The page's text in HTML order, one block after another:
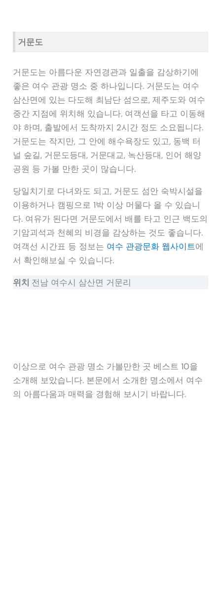
거문도
거문도는 아름다운 자연경관과 일출을 감상하기에
좋은 여수 관광 명소 중 하나입니다. 거문도는 여수
삼산면에 있는 다도해 최남단 섬으로, 제주도와 여수
중간 지점에 위치해 있습니다. 여객선을 타고 이동해
야 하며, 출발에서 도착까지 2시간 정도 소요됩니다.
거문도는 작지만, 그 안에 해수욕장도 있고, 동백 터
널 숲길, 거문도등대, 거문대교, 녹산등대, 인어 해양
공원 등 가볼 만한 곳이 많습니다.
당일치기로 다녀와도 되고, 거문도 섬안 숙박시설을
이용하거나 캠핑으로 1박 이상 머물다 올 수 있습니
다. 여유가 된다면 거문도에서 배를 타고 인근 백도의
기암괴석과 천혜의 비경을 감상하는 것도 좋습니다.
여객선 시간표 등 정보는 여수 관광문화 웹사이트에
서 확인해보실 수 있습니다.
위치 전남 여수시 삼산면 거문리
이상으로 여수 관광 명소 가볼만한 곳 베스트 10을
소개해 보았습니다. 본문에서 소개한 명소에서 여수
의 아름다움과 매력을 경험해 보시기 바랍니다.